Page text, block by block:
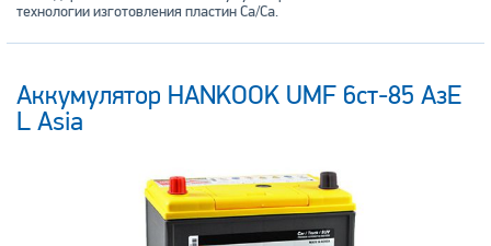
технологии изготовления пластин Ca/Ca.
Аккумулятор HANKOOK UMF 6ст-85 АзЕ
L Asia